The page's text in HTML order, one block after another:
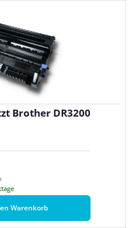
Brother DR3200
Warenkorb